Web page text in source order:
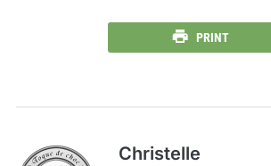
PRINT
Christelle